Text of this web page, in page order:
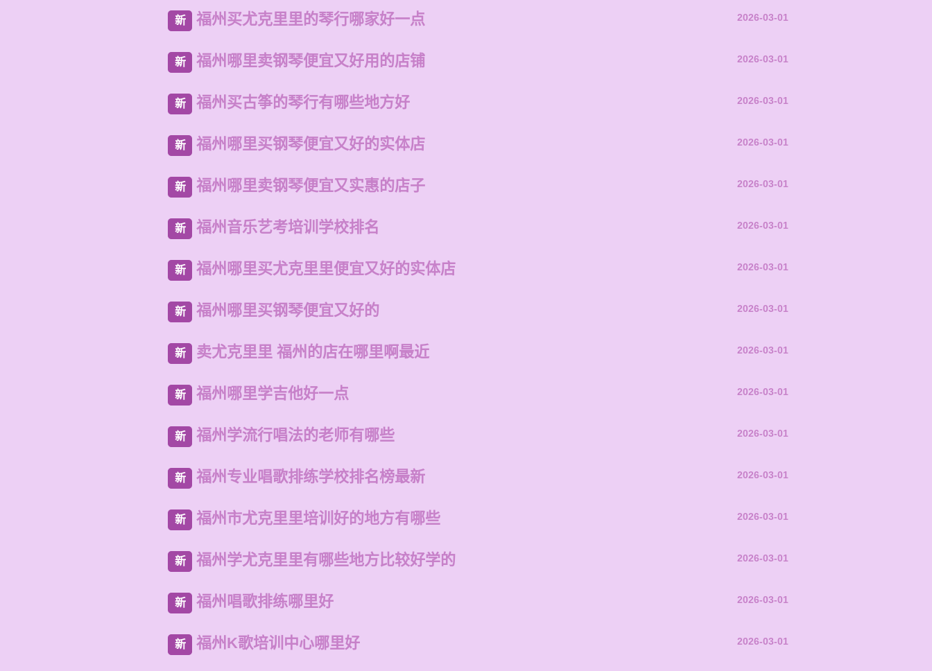
新 福州买尤克里里的琴行哪家好一点 2026-03-01
新 福州哪里卖钢琴便宜又好用的店铺 2026-03-01
新 福州买古筝的琴行有哪些地方好 2026-03-01
新 福州哪里买钢琴便宜又好的实体店 2026-03-01
新 福州哪里卖钢琴便宜又实惠的店子 2026-03-01
新 福州音乐艺考培训学校排名 2026-03-01
新 福州哪里买尤克里里便宜又好的实体店 2026-03-01
新 福州哪里买钢琴便宜又好的 2026-03-01
新 卖尤克里里 福州的店在哪里啊最近 2026-03-01
新 福州哪里学吉他好一点 2026-03-01
新 福州学流行唱法的老师有哪些 2026-03-01
新 福州专业唱歌排练学校排名榜最新 2026-03-01
新 福州市尤克里里培训好的地方有哪些 2026-03-01
新 福州学尤克里里有哪些地方比较好学的 2026-03-01
新 福州唱歌排练哪里好 2026-03-01
新 福州K歌培训中心哪里好 2026-03-01